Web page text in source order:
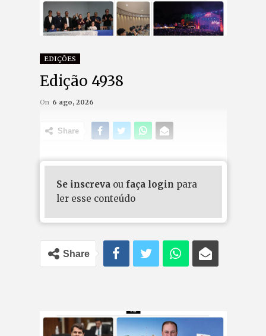
EDIÇÕES
Edição 4938
On 6 ago, 2026
Share
Se inscrevaou faça login para
ler esse conteúdo
Share